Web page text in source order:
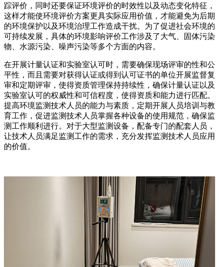
踪评价，同时还要保证环境评价的时效性以及动态变化特征，
这样才能使环境评价方案更具实际应用价值，才能避免为后期
的环境保护以及环境治理工作造成干扰。为了促进社会环境的
可持续发展，具体的环境影响评价工作涉及了大气、固体污染
物、水源污染、噪声污染等多个方面的内容。
在开展计量认证和实验室认可时，需要确保现场评审的性和公
平性，而且需要对获得认证或得到认可证书的单位开展监督复
审和定期评审，使得资质管理保持持续性，确保计量认证以及
实验室认可的权威性和可信程度，使得资质和能力进行匹配。
提高环境监测技术人员的能力与素质，定期开展人员培训与教
育工作，促进监测技术人员掌握各种设备的使用规范，确保监
测工作顺利进行。对于大型监测设备，配备专门的配套人员，
让技术人员满足监测工作的需求，充分发挥监测技术人员应用
的价值。